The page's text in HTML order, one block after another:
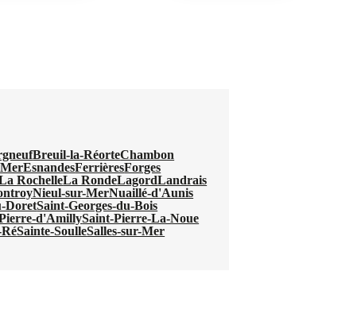
Breuil-la-RéorteChambon
EsnandesFerrièresForges
RochelleLa RondeLagordLandrais
Nieul-sur-MerNuaillé-d'Aunis
DoretSaint-Georges-du-Bois
d'AmillySaint-Pierre-La-Noue
Sainte-SoulleSalles-sur-Mer